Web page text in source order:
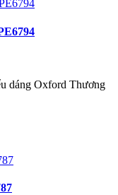
dáng Oxford Thương